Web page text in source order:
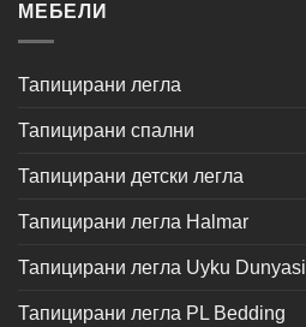
МЕБЕЛИ
Тапицирани легла
Тапицирани спални
Тапицирани детски легла
Тапицирани легла Halmar
Тапицирани легла Uyku Dunyasi
Тапицирани легла PL Bedding